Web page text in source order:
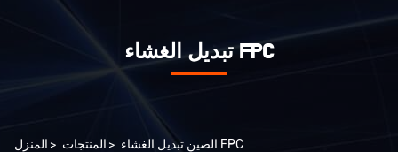
تبديل الغشاء FPC
المنزل > المنتجات > الصين تبديل الغشاء FPC